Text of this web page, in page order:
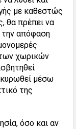
με καθεστώς
θα πρέπει να
την απόφαση
χωρικών
μέσω
της
όσο και αν